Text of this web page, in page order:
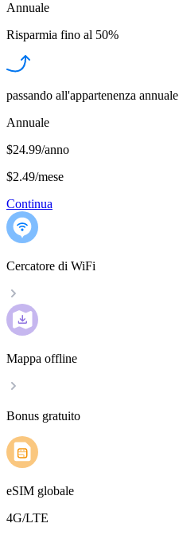
Annuale
Risparmia fino al 50%
passando all'appartenenza annuale
Annuale
$24.99/anno
$2.49/mese
Continua
Cercatore di WiFi
Mappa offline
Bonus gratuito
eSIM globale
4G/LTE